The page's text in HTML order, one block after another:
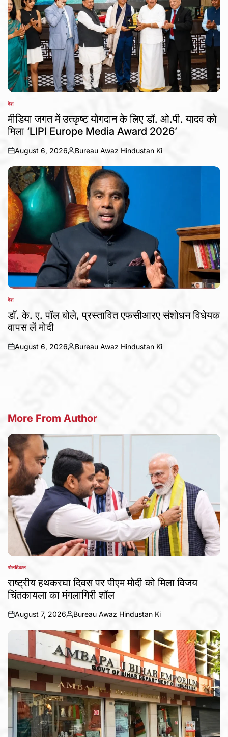
POSTED
IN
देश
मीडिया जगत में उत्कृष्ट योगदान के लिए डॉ. ओ.पी. यादव को
मिला ‘LIPI Europe Media Award 2026’
on
August 6, 2026
Posted
by
Bureau Awaz Hindustan Ki
POSTED
IN
देश
डॉ. के. ए. पॉल बोले, प्रस्तावित एफसीआरए संशोधन विधेयक
वापस लें मोदी
on
August 6, 2026
Posted
Bureau Awaz Hindustan Ki
More From Author
POSTED
IN
पोलटिकल
राष्ट्रीय हथकरघा दिवस पर पीएम मोदी को मिला विजय
चिंतकायला का मंगलागिरी शॉल
on
August 7, 2026
Posted
by
Bureau Awaz Hindustan Ki